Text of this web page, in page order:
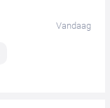
Vandaag